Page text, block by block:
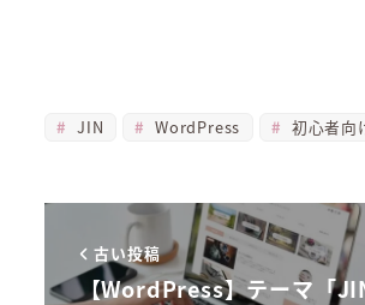
JIN WordPress 初心者向
古い投稿
【WordPress】テーマ「